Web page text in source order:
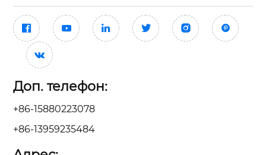
     

Доп. телефон:
+86-15880223078
+86-13959235484